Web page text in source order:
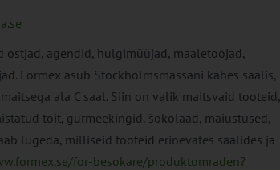
agendid, hulgimüüjad, maaletoojad,
Formex asub Stockholmsmässani kahes saalis,
ala C saal. Siin on valik maitsvaid tooteid,
toit, gurmeekingid, šokolaad, maiustused,
lugeda, milliseid tooteid erinevates saalides ja
for-besokare/produktomraden?